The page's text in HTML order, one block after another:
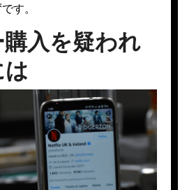
す。
入を疑われ